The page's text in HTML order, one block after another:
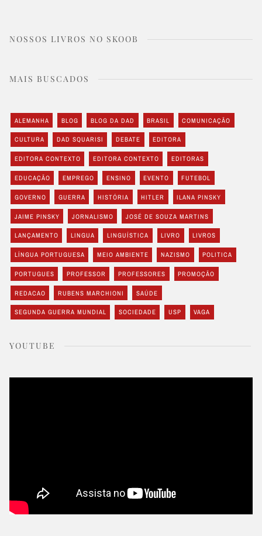
NOSSOS LIVROS NO SKOOB
MAIS BUSCADOS
ALEMANHA BLOG BLOG DA DAD BRASIL COMUNICAÇÃO
CULTURA DAD SQUARISI DEBATE EDITORA
EDITORA CONTEXTO EDITORA CONTEXTO EDITORAS
EDUCAÇÃO EMPREGO ENSINO EVENTO FUTEBOL
GOVERNO GUERRA HISTÓRIA HITLER ILANA PINSKY
JAIME PINSKY JORNALISMO JOSÉ DE SOUZA MARTINS
LANÇAMENTO LINGUA LINGUÍSTICA LIVRO LIVROS
LÍNGUA PORTUGUESA MEIO AMBIENTE NAZISMO POLITICA
PORTUGUES PROFESSOR PROFESSORES PROMOÇÃO
REDACAO RUBENS MARCHIONI SAÚDE
SEGUNDA GUERRA MUNDIAL SOCIEDADE USP VAGA
YOUTUBE